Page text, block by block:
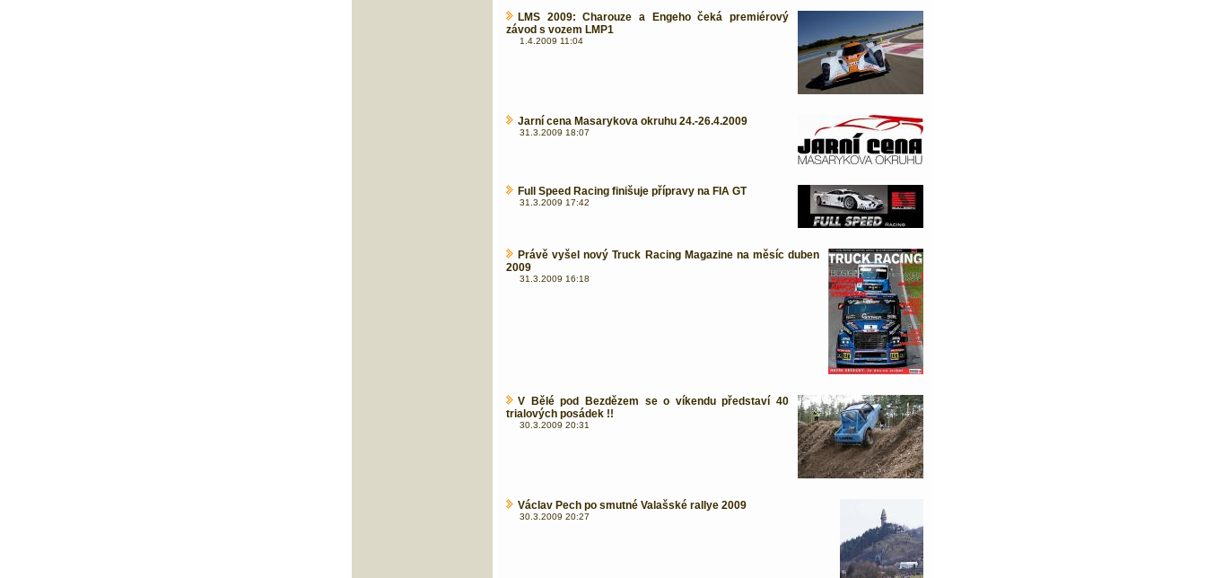
LMS 2009: Charouze a Engeho čeká premiérový
závod s vozem LMP1
1.4.2009 11:04
Jarní cena Masarykova okruhu 24.-26.4.2009
31.3.2009 18:07
Full Speed Racing finišuje přípravy na FIA GT
31.3.2009 17:42
Právě vyšel nový Truck Racing Magazine na měsíc duben
2009
31.3.2009 16:18
V Bělé pod Bezdězem se o víkendu představí 40
trialových posádek !!
30.3.2009 20:31
Václav Pech po smutné Valašské rallye 2009
30.3.2009 20:27